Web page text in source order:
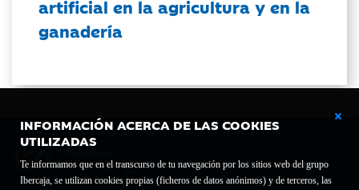
INFORMACIÓN ACERCA DE LAS COOKIES
UTILIZADAS
Te informamos que en el transcurso de tu navegación por los sitios web del grupo
Ibercaja, se utilizan cookies propias (ficheros de datos anónimos) y de terceros, las
artificial en la agricultura y en la
ganadería